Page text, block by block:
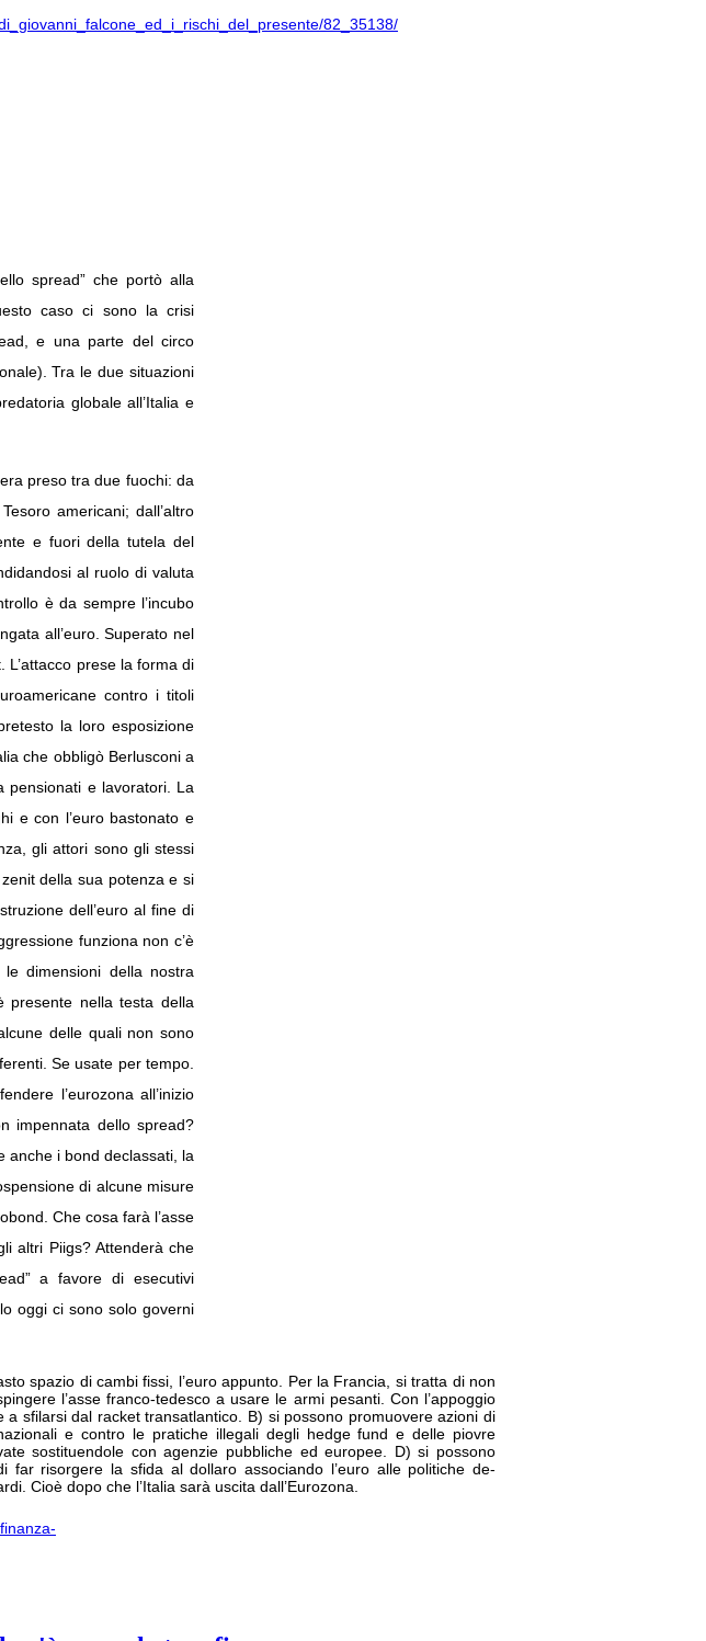
82_35138/
spread” che portò alla
caso ci sono la crisi
e una parte del circo
Tra le due situazioni
globale all’Italia e
preso tra due fuochi: da
americani; dall’altro
e fuori della tutela del
al ruolo di valuta
è da sempre l’incubo
all’euro. Superato nel
prese la forma di
contro i titoli
la loro esposizione
che obbligò Berlusconi a
pensionati e lavoratori. La
e con l’euro bastonato e
gli attori sono gli stessi
della sua potenza e si
dell’euro al fine di
funziona non c’è
dimensioni della nostra
presente nella testa della
delle quali non sono
Se usate per tempo.
l’eurozona all’inizio
impennata dello spread?
anche i bond declassati, la
di alcune misure
Che cosa farà l’asse
altri Piigs? Attenderà che
a favore di esecutivi
oggi ci sono solo governi
spazio di cambi fissi, l’euro appunto. Per la Francia, si tratta di non
l’asse franco-tedesco a usare le armi pesanti. Con l’appoggio
sfilarsi dal racket transatlantico. B) si possono promuovere azioni di
e contro le pratiche illegali degli hedge fund e delle piovre
sostituendole con agenzie pubbliche ed europee. D) si possono
risorgere la sfida al dollaro associando l’euro alle politiche de-
Cioè dopo che l’Italia sarà uscita dall’Eurozona.